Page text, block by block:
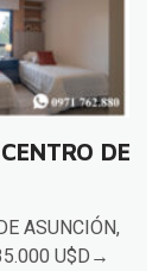
DE
ASUNCIÓN,
U$D→